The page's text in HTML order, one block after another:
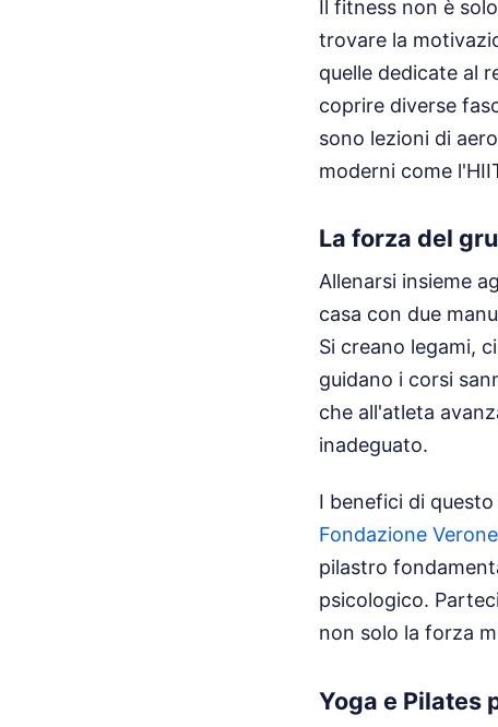
Il fitness non è
trovare la
quelle dedicate al
coprire diverse
sono lezioni di
moderni come
La forza del
Allenarsi insieme
casa con due
Si creano legami,
guidano i corsi
che all'atleta
inadeguato.
I benefici di
Fondazione
pilastro
psicologico.
non solo la forza
Yoga e Pilates